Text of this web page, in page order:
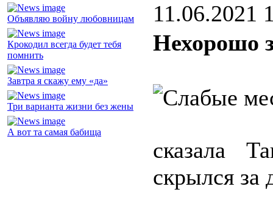
Объявляю войну любовницам
Крокодил всегда будет тебя
помнить
Завтра я скажу ему «да»
Три варианта жизни без жены
А вот та самая бабища
11.06.2021
Нехорошо
сказала
скрылся за